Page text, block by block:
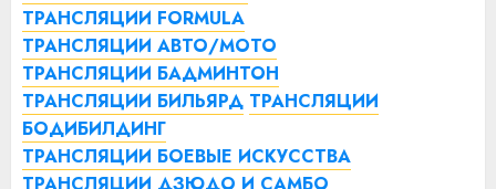
ТРАНСЛЯЦИИ FORMULA
ТРАНСЛЯЦИИ АВТО/МОТО
ТРАНСЛЯЦИИ БАДМИНТОН
ТРАНСЛЯЦИИ БИЛЬЯРД ТРАНСЛЯЦИИ
БОДИБИЛДИНГ
ТРАНСЛЯЦИИ БОЕВЫЕ ИСКУССТВА
ТРАНСЛЯЦИИ ДЗЮДО И САМБО